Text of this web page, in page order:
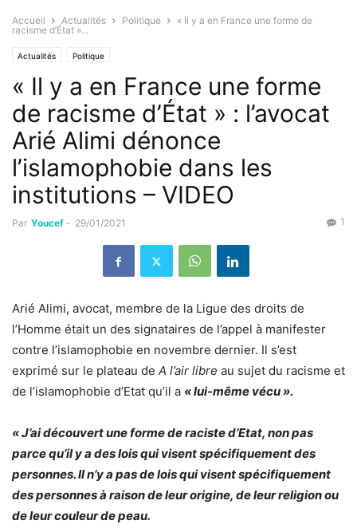
Accueil Actualités Politique
« Il y a en France une forme de
racisme d’État »...
Actualités Politique
« Il y a en France une forme
de racisme d’État » : l’avocat
Arié Alimi dénonce
l’islamophobie dans les
institutions – VIDEO
Par Youcef - 29/01/2021 1
Arié Alimi, avocat, membre de la Ligue des droits de
l’Homme était un des signataires de l’appel à manifester
contre l’islamophobie en novembre dernier. Il s’est
exprimé sur le plateau de A l’air libre au sujet du racisme et
de l’islamophobie d’Etat qu’il a « lui-même vécu ».
« J’ai découvert une forme de raciste d’Etat, non pas
parce qu’il y a des lois qui visent spécifiquement des
personnes. Il n’y a pas de lois qui visent spécifiquement
des personnes à raison de leur origine, de leur religion ou
de leur couleur de peau.